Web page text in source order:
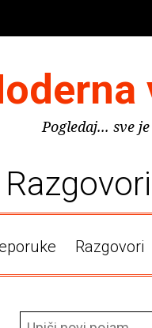
Pogledaj... sve
Razgovori
Razgovori